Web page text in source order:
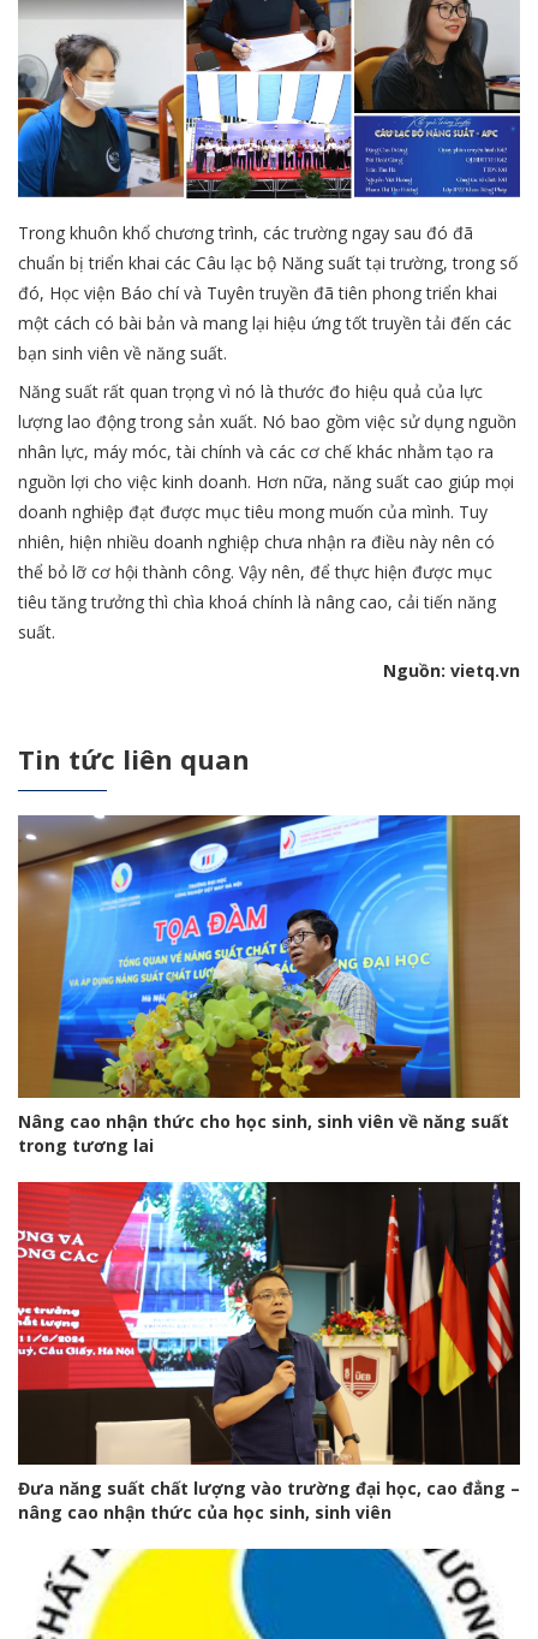
Trong khuôn khổ chương trình, các trường ngay sau đó đã
chuẩn bị triển khai các Câu lạc bộ Năng suất tại trường, trong số
đó, Học viện Báo chí và Tuyên truyền đã tiên phong triển khai
một cách có bài bản và mang lại hiệu ứng tốt truyền tải đến các
bạn sinh viên về năng suất.
Năng suất rất quan trọng vì nó là thước đo hiệu quả của lực
lượng lao động trong sản xuất. Nó bao gồm việc sử dụng nguồn
nhân lực, máy móc, tài chính và các cơ chế khác nhằm tạo ra
nguồn lợi cho việc kinh doanh. Hơn nữa, năng suất cao giúp mọi
doanh nghiệp đạt được mục tiêu mong muốn của mình. Tuy
nhiên, hiện nhiều doanh nghiệp chưa nhận ra điều này nên có
thể bỏ lỡ cơ hội thành công. Vậy nên, để thực hiện được mục
tiêu tăng trưởng thì chìa khoá chính là nâng cao, cải tiến năng
suất.
Nguồn: vietq.vn
Tin tức liên quan
Nâng cao nhận thức cho học sinh, sinh viên về năng suất
trong tương lai
Đưa năng suất chất lượng vào trường đại học, cao đẳng –
nâng cao nhận thức của học sinh, sinh viên